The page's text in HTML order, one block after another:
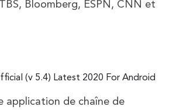
Bloomberg, ESPN, CNN et
application de chaîne de